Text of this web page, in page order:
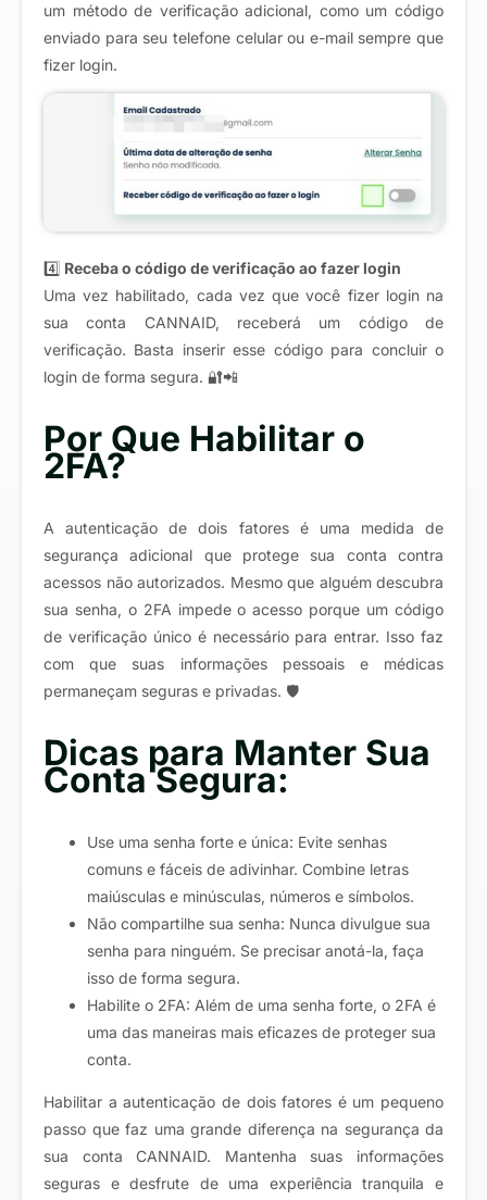
um método de verificação adicional, como um código
enviado para seu telefone celular ou e-mail sempre que
fizer login.
4️⃣ Receba o código de verificação ao fazer login
Uma vez habilitado, cada vez que você fizer login na
sua conta CANNAID, receberá um código de
verificação. Basta inserir esse código para concluir o
login de forma segura. 🔐📲
Por Que Habilitar o
2FA?
A autenticação de dois fatores é uma medida de
segurança adicional que protege sua conta contra
acessos não autorizados. Mesmo que alguém descubra
sua senha, o 2FA impede o acesso porque um código
de verificação único é necessário para entrar. Isso faz
com que suas informações pessoais e médicas
permaneçam seguras e privadas. 🛡️
Dicas para Manter Sua
Conta Segura:
Use uma senha forte e única: Evite senhas
comuns e fáceis de adivinhar. Combine letras
maiúsculas e minúsculas, números e símbolos.
Não compartilhe sua senha: Nunca divulgue sua
senha para ninguém. Se precisar anotá-la, faça
isso de forma segura.
Habilite o 2FA: Além de uma senha forte, o 2FA é
uma das maneiras mais eficazes de proteger sua
conta.
Habilitar a autenticação de dois fatores é um pequeno
passo que faz uma grande diferença na segurança da
sua conta CANNAID. Mantenha suas informações
seguras e desfrute de uma experiência tranquila e